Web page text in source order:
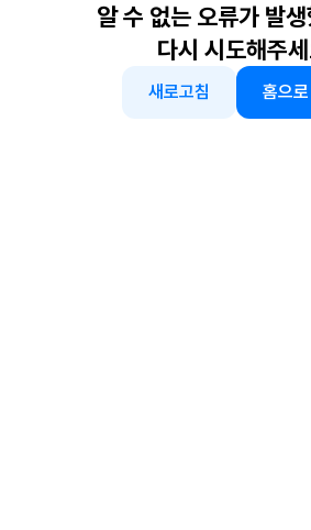
알 수 없는 오류가 발
다시 시도해주
새로고침 홈으로